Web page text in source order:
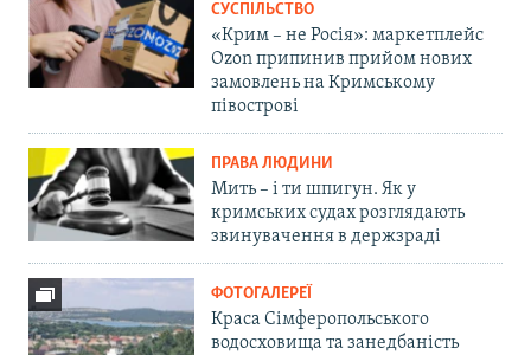
СУСПІЛЬСТВО
«Крим – не Росія»: маркетплейс
Ozon припинив прийом нових
замовлень на Кримському
півострові
ПРАВА ЛЮДИНИ
Мить – і ти шпигун. Як у
кримських судах розглядають
звинувачення в держзраді
ФОТОГАЛЕРЕЇ
Краса Сімферопольського
водосховища та занедбаність